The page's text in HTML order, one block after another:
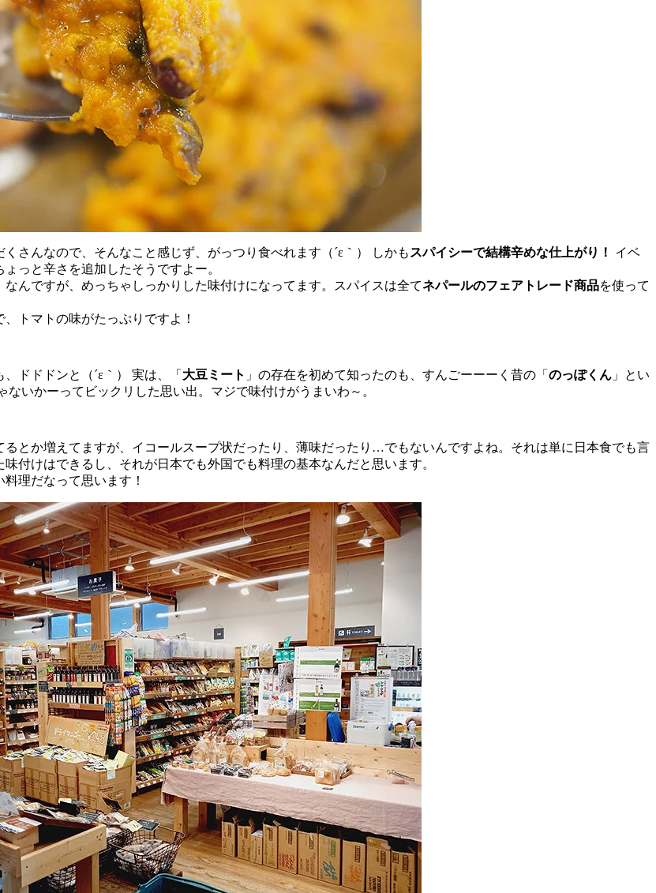
さんなので、そんなこと感じず、がっつり食べれます（´ε｀） しかもスパイシーで結構辛めな仕上がり！
イベ
っと辛さを追加したそうですよー。
んですが、めっちゃしっかりした味付けになってます。スパイスは全てネパールのフェアトレード商品を使って
トマトの味がたっぷりですよ！
、ドドドンと（´ε｀） 実は、「 大豆ミート 」の存在を初めて知ったのも、すんごーーーく昔の「 のっぽくん 」とい
いかーってビックリした思い出。マジで味付けがうまいわ～。
とか増えてますが、イコールスープ状だったり、薄味だったり…でもないんですよね。それは単に日本食でも言
付けはできるし、それが日本でも外国でも料理の基本なんだと思います。
理だなって思います！